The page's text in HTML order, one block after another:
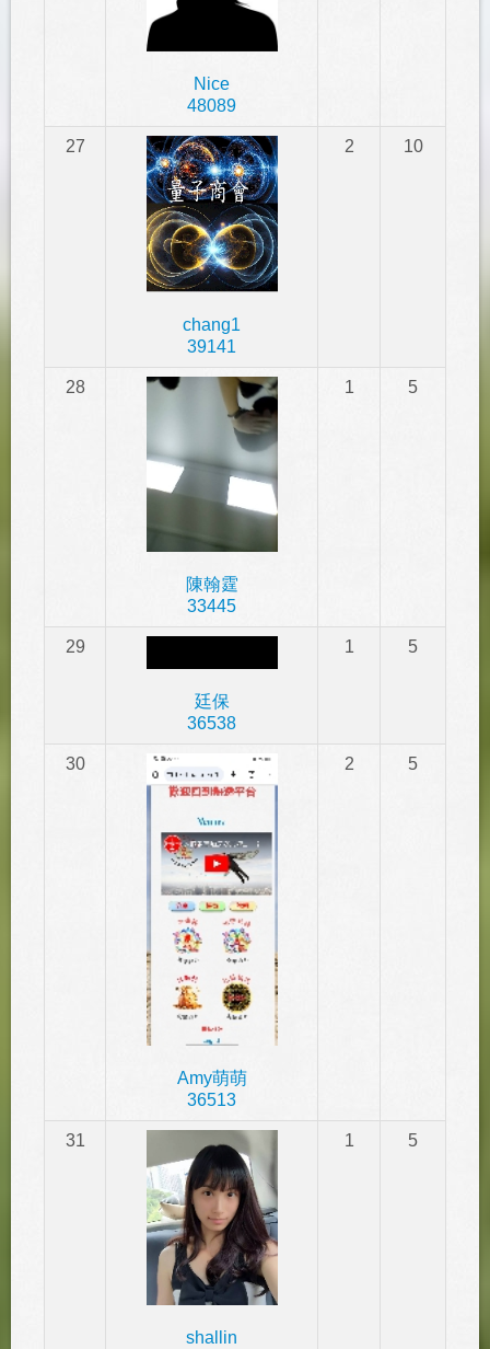
Nice
48089
27
chang1
39141
2 10
28
陳翰霆
33445
1 5
29
廷保
36538
1 5
30
Amy萌萌
36513
2 5
31
shallin
1 5